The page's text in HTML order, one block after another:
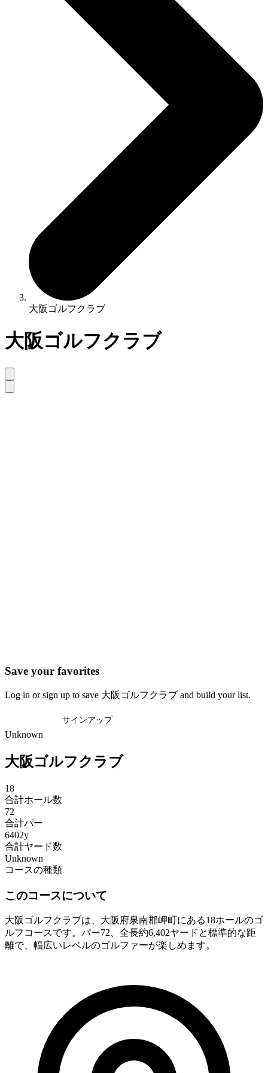
大阪ゴルフクラブ
大阪ゴルフクラブ
Save your favorites
Log in or sign up to save 大阪ゴルフクラブ and build your list.
サインアップ
Unknown
大阪ゴルフクラブ
18
合計ホール数
72
合計パー
6402y
合計ヤード数
Unknown
コースの種類
このコースについて
大阪ゴルフクラブは、大阪府泉南郡岬町にある18ホールのゴ
ルフコースです。パー72、全長約6,402ヤードと標準的な距
離で、幅広いレベルのゴルファーが楽しめます。